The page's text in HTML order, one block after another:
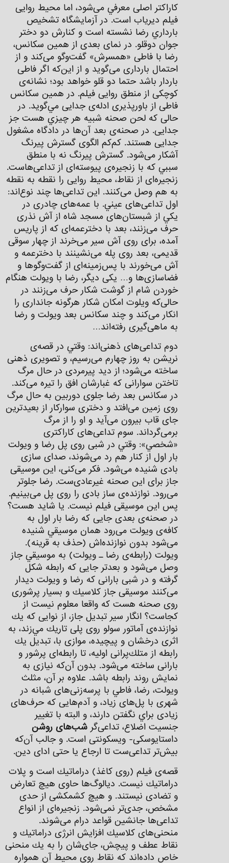
كاراكتر اصلی معرفي می‌شود، اما محيط روايی
فيلم ديرياب است. در آزمايشگاه تشخيص
بارداري رضا نشسته است و كنارش دو دختر
جوان دوقلو. در نمای بعدی از همين سكانس،
رضا با فاطی «همسرش» گفت‌وگو می‌كند و از
احتمال بارداری‌ می‌گوید و از اين‌كه اگر فاطی
باردار باشد حتما دو قلو خواهد بود؛ نشانه‌ی
كوچكی از منطق روايی فيلم. در همين سكانس
فاطی از باورپذيری ادله‌ی جدايی مي‌گويد. در
حالی كه لحن صحنه‌ شبيه هر چيزي هست جز
جدايی. در صحنه‌ی بعد آن‌ها در دادگاه مشغول
جدايی هستند. كم‌كم الگوی گسترش پيرنگ
آشكار می‌شود. گسترش پيرنگ نه با منطق
سببي كه با زنجيره‌ی پيوسته‌ای از تداعی‌هاست.
زنجيره‌ای از نقاط، محيط روايی را نقطه به نقطه
به هم وصل می‌کنند. اين تداعی‌ها چند نوع‌‌اند:
اول تداعی‌های عيني. با عمه‌های چادری در
يكي از شبستان‌های مسجد شاه از آش نذری
حرف می‌زنند، بعد با دخترعمه‌‌ای كه از پاريس
آمده، برای روی آش سير می‌خرند از چهار سوقی
قديمی، بعد روی پله می‌نشینند با دخترعمه و
آش می‌خورند با پس‌زمینه‌ای از گفت‌وگوها و
فضاسازی‌ها و… يكی ديگر، رضا با ويولت هنگام
خوردن شام از گوشت شكار حرف می‌زنند در
حالی‌كه ويلوت امكان شكار هرگونه جانداری را
انكار می‌کند و چند سكانس بعد ويولت و رضا
به ماهی‌گيری رفته‌اند…
دوم تداعی‌های ذهنی‌اند: وقتي در قصه‌ی
نريشن به روز چهارم می‌رسيم، و تصويری ذهنی
ساخته می‌شود؛ از دید پیرمردی در حال مرگ
تاختن سوارانی كه غبارشان افق را تيره می‌کند.
در سكانس بعد رضا جلوی دوربين به حال مرگ
روی زمين می‌افتد و دختری سواركار از بعيدترين
جای قاب بیرون می‌آید و او را از مرگ
برمی‌گرداند. سوم تداعی‌های كاراكتری
«شخصي»: وقتي در شبی روی پل رضا و ويولت
بار اول از كنار هم رد می‌شوند، صدای سازی
بادی شنيده می‌شود. فكر می‌كنی، اين موسيقی
جاز برای اين صحنه غيرعادی‌ست. رضا جلوتر
می‌رود. نوازنده‌ی ساز بادی را روی پل می‌بینیم.
پس اين موسيقی فيلم نيست. يا شايد هست؟
در صحنه‌ی بعدی جايی كه رضا بار اول به
كافه‌ی‌ ويولت می‌رود همان موسيقي شنيده
می‌شود بدون نوازنده‌اش (حذف به قرينه).
ويولت (رابطه‌ی رضا ـ ويولت) به موسيقي جاز
وصل می‌شود و بعدتر جایی كه رابطه شكل
گرفته و در شبی بارانی كه رضا و ويولت ديدار
می‌کنند موسيقی جاز كلاسيك و بسيار پرشوری
روی صحنه هست كه واقعا معلوم نيست از
كجاست؟ انگار سير تبديل جاز، از نوایی كه يك
نوازنده‌ی آماتور سولو روی پلی تاريك مي‌زند، به
اثری درخشان و پيچيده، موازی با، تبديل يك
رابطه از متلك‌پرانی اوليه، تا رابطه‌ای پرشور و
بارانی ساخته می‌شود. بدون آن‌كه نيازی به
نمايش روند رابطه‌ باشد. علاوه بر آن، مثلث
ويولت، رضا، فاطي با پرسه‌زنی‌های شبانه در
شهری با پل‌های زياد، و آدم‌هايی كه حرف‌های
زيادی براي نگفتن دارند، و البته با تغيير
جنسيت اضلاع، تداعی‌گر شب‌های روشن
داستايوسكی- ويسكونتی است. و جالب آن‌كه
بيش‌تر تداعی‌ست تا ارجاع يا حتی ادای دين.
قصه‌ی فيلم (روی كاغذ) دراماتيك است و پلات
دراماتيك نيست. ديالوگ‌ها حاوی هيچ تعارض
و تضادی نيستند. و هيچ كشمكشی از حدی
مشخص، جدی‌تر نمی‌شود. زنجيره‌ای از انواع
تداعی‌ها جانشين قواعد درام‌ می‌شوند.
منحنی‌های كلاسيك افزايش انرژی دراماتيك و
نقاط عطف و پيچش، جای‌شان را به يك منحنی
خاص داده‌اند كه نقاط روی محيط آن همواره